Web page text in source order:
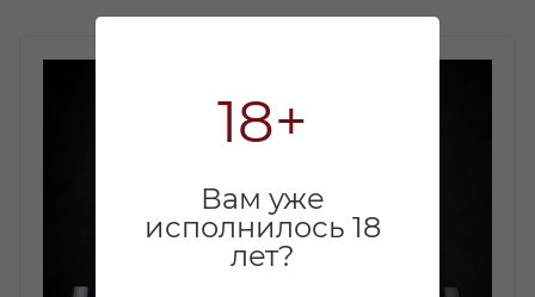
18+
Вам уже
исполнилось 18
лет?